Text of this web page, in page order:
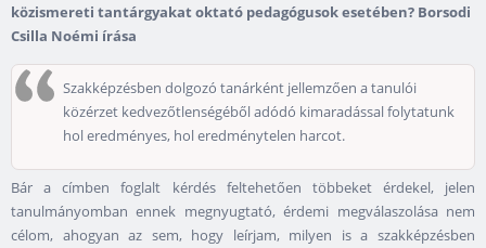
közismereti tantárgyakat oktató pedagógusok esetében? Borsodi
Csilla Noémi írása
Szakképzésben dolgozó tanárként jellemzően a tanulói
közérzet kedvezőtlenségéből adódó kimaradással folytatunk
hol eredményes, hol eredménytelen harcot.
Bár a címben foglalt kérdés feltehetően többeket érdekel, jelen
tanulmányomban ennek megnyugtató, érdemi megválaszolása nem
célom, ahogyan az sem, hogy leírjam, milyen is a szakképzésben